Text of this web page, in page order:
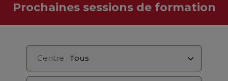
Prochaines sessions de formation
Centre : Tous